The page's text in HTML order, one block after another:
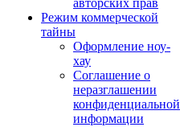
авторских прав
Режим коммерческой
тайны
Оформление ноу-
хау
Соглашение о
неразглашении
конфиденциальной
информации